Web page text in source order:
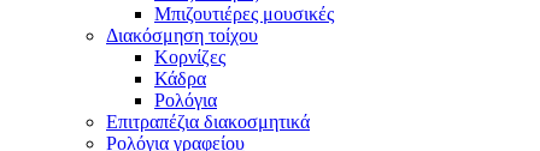
Μπιζουτιέρες μουσικές
Διακόσμηση τοίχου
Κορνίζες
Κάδρα
Ρολόγια
Επιτραπέζια διακοσμητικά
Ρολόγια γραφείου